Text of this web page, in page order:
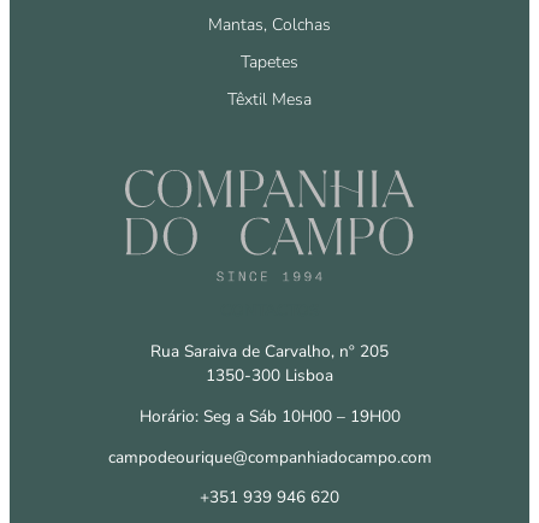
Mantas, Colchas
Tapetes
Têxtil Mesa
Rua Saraiva de Carvalho, nº 205
1350-300 Lisboa
Horário: Seg a Sáb 10H00 – 19H00
campodeourique@companhiadocampo.com
+351 939 946 620